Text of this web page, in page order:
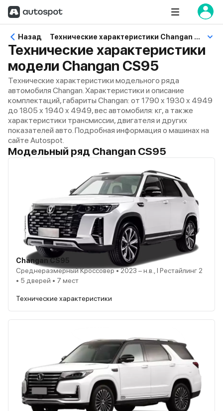
Назад Технические характеристики Changan CS95
Технические характеристики
модели Changan CS95
Технические характеристики модельного ряда
автомобиля Changan. Характеристики и описание
комплектаций, габариты Changan: от 1790 x 1930 x 4949
до 1805 x 1940 x 4949, вес автомобиля: кг, а также
характеристики трансмиссии, двигателя и других
показателей авто. Подробная информация о машинах на
сайте Autospot.
Модельный ряд Changan CS95
Changan CS95
Среднеразмерный Кроссовер • 2023 – н.в., I Рестайлинг 2
• 5 дверей • 7 мест
Технические характеристики